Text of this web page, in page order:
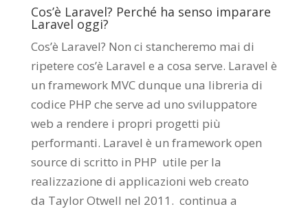
Cos’è Laravel? Perché ha senso imparare
Laravel oggi?
Cos’è Laravel? Non ci stancheremo mai di
ripetere cos’è Laravel e a cosa serve. Laravel è
un framework MVC dunque una libreria di
codice PHP che serve ad uno sviluppatore
web a rendere i propri progetti più
performanti. Laravel è un framework open
source di scritto in PHP utile per la
realizzazione di applicazioni web creato
da Taylor Otwell nel 2011. continua a